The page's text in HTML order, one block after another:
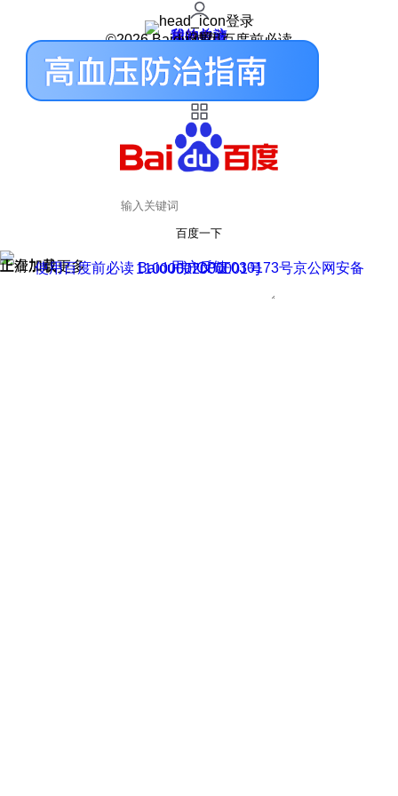
登录
我的关注
我的收藏
皮肤中心
用户反馈
设置
©2026 Baidu 使用百度前必读
百度一下
正在加载
上滑加载更多 用户反馈
使用百度前必读 Baidu 京ICP证030173号
京公网安备11000002000001号